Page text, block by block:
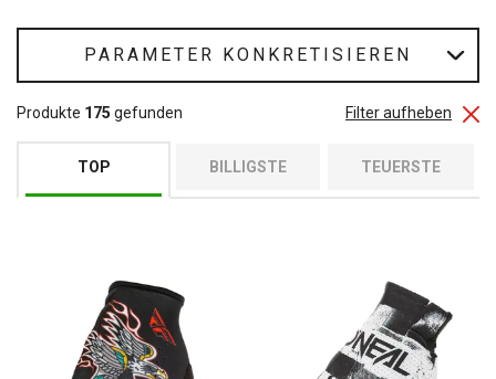
PARAMETER KONKRETISIEREN
Filter aufheben
Produkte 175 gefunden
TOP BILLIGSTE TEUERSTE